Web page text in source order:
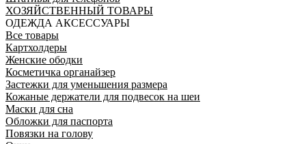
ХОЗЯЙСТВЕННЫЙ ТОВАРЫ
ОДЕЖДА АКСЕССУАРЫ
Все товары
Картхолдеры
Женские ободки
Косметичка органайзер
Застежки для уменьшения размера
Кожаные держатели для подвесок на шеи
Маски для сна
Обложки для паспорта
Повязки на голову